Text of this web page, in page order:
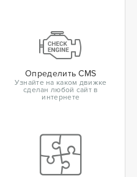
Определить CMS
Узнайте на каком движке
сделан любой сайт в
интернете